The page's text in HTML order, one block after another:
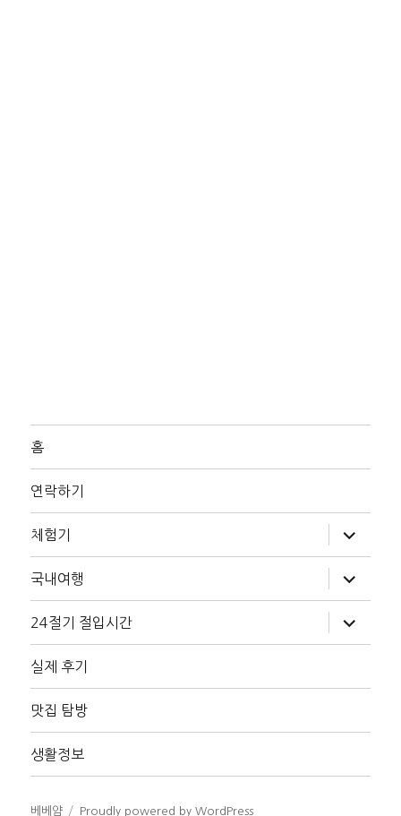
홈
연락하기
체험기
위
메
확
장
국내여행
위
메
확
장
24절기 절입시간
위
메
장
실제 후기
맛집 탐방
생활정보
베베얌 Proudly powered by WordPress